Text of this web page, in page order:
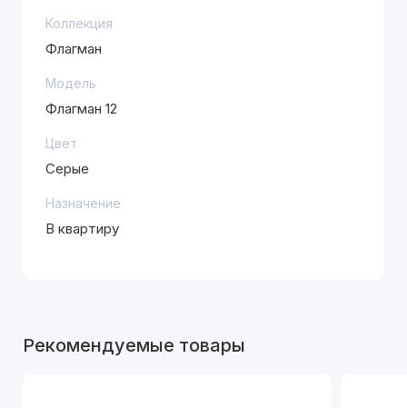
Коллекция
Флагман
Модель
Флагман 12
Цвет
Серые
Назначение
В квартиру
Рекомендуемые товары